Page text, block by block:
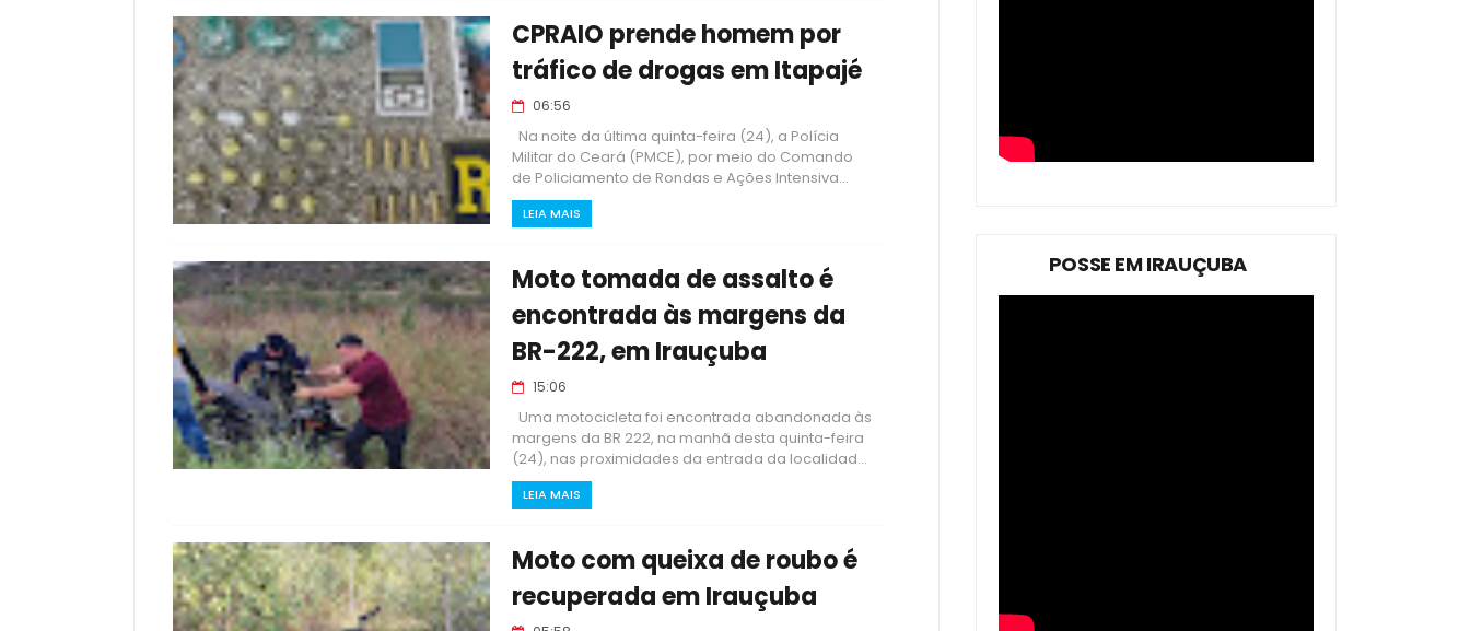
CPRAIO prende homem por
tráfico de drogas em Itapajé
06:56
Na noite da última quinta-feira (24), a Polícia
Militar do Ceará (PMCE), por meio do Comando
de Policiamento de Rondas e Ações Intensiva...
LEIA MAIS
Moto tomada de assalto é
encontrada às margens da
BR-222, em Irauçuba
15:06
Uma motocicleta foi encontrada abandonada às
margens da BR 222, na manhã desta quinta-feira
(24), nas proximidades da entrada da localidad...
LEIA MAIS
Moto com queixa de roubo é
recuperada em Irauçuba
POSSE EM IRAUÇUBA